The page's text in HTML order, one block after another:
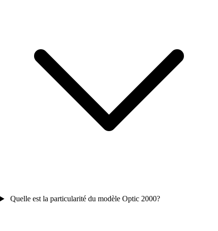
Quelle est la particularité du modèle Optic 2000?